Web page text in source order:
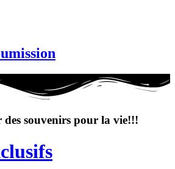
des souvenirs pour la vie!!!